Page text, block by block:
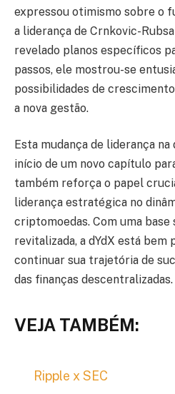
expressou otimismo sobre o
a liderança de Crnkovic-
revelado planos específicos
passos, ele mostrou-se
possibilidades de
a nova gestão.
Esta mudança de liderança na
início de um novo capítulo
também reforça o papel
liderança estratégica no
criptomoedas. Com uma base
revitalizada, a dYdX está bem
continuar sua trajetória de
das finanças descentralizadas.
VEJA TAMBÉM:
Ripple x SEC